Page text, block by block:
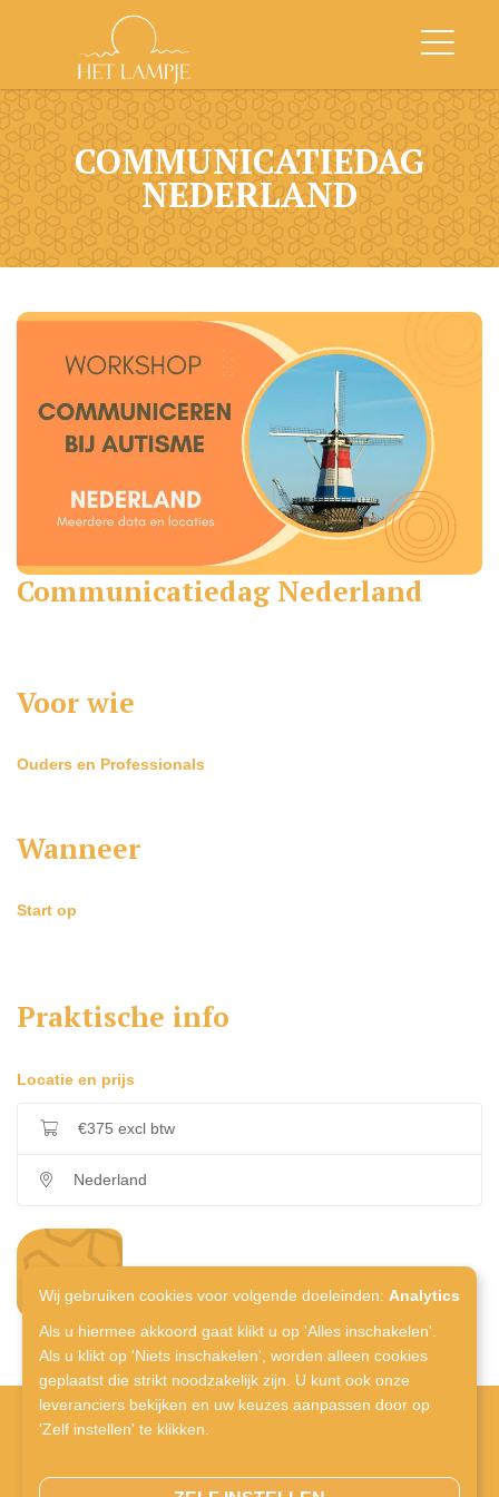
Wij gebruiken cookies voor volgende doeleinden: Analytics
Als u hiermee akkoord gaat klikt u op 'Alles inschakelen'.
Als u klikt op 'Niets inschakelen', worden alleen cookies
geplaatst die strikt noodzakelijk zijn. U kunt ook onze
leveranciers bekijken en uw keuzes aanpassen door op
'Zelf instellen' te klikken.
COMMUNICATIEDAG
NEDERLAND
Communicatiedag Nederland
Voor wie
Ouders en Professionals
Wanneer
Start op
Praktische info
Locatie en prijs
€375 excl btw
Nederland
inschrijven
Naamsesteenweg 280,